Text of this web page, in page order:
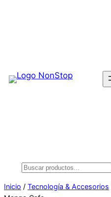
Buscar
Inicio / Tecnología & Accesorios